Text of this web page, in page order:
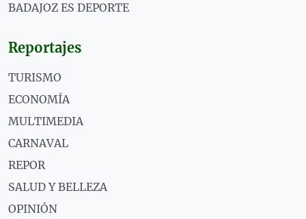
BADAJOZ ES DEPORTE
Reportajes
TURISMO
ECONOMÍA
MULTIMEDIA
CARNAVAL
REPOR
SALUD Y BELLEZA
OPINIÓN